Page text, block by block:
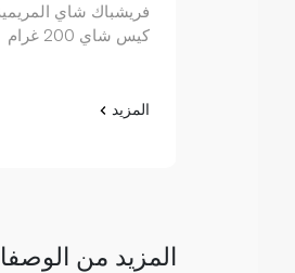
كيس شاي 200 غرام
المزيد
المزيد من